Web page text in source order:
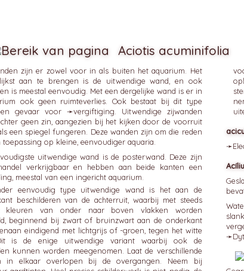
Aciotis acuminifolia
zijn er zowel voor in als buiten het aquarium. Het
aan te brengen is de uitwendige wand, en ook
is meestal eenvoudig. Met een dergelijke wand is er in
ook geen ruimteverlies. Ook bestaat bij dit type
gevaar voor ➛vergiftiging . Uitwendige zijwanden
geen zin, aangezien bij het kijken door de voorruit
een spiegel fungeren. Deze wanden zijn om die reden
toepassing op kleine, eenvoudiger aquaria.
uitwendige wand is de posterwand. Deze zijn
verkrijgbaar en hebben aan beide kanten een
meestal van een ingericht aquarium.
eenvoudig type uitwendige wand is het aan de
beschilderen van de achterruit, waarbij met steeds
kleuren van onder naar boven vlakken worden
beginnend bij zwart of bruinzwart aan de onderkant
eindigend met lichtgrijs of -groen, tegen het witte
is de enige uitwendige variant waarbij ook de
kunnen worden meegenomen. Laat de verschillende
in elkaar overlopen bij de overgangen. Neem bij
➛
➛